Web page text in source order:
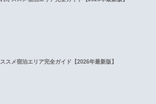
スメ宿泊エリア完全ガイド【2026年最新版】